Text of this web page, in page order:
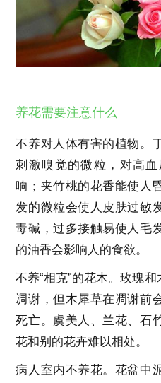
养花需要注意什么
不养对人体有害的植物。
刺激嗅觉的微粒，对高
响；夹竹桃的花香能使人
发的微粒会使人皮肤过敏
毒碱，过多接触易使人毛
的油香会影响人的食欲。
不养“相克”的花木。玫瑰
凋谢，但木犀草在凋谢前
死亡。虞美人、兰花、石
花和别的花卉难以相处。
病人室内不养花。花盆中